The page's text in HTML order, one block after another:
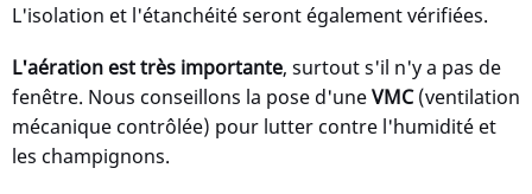
L'isolation et l'étanchéité seront également vérifiées.
L'aération est très importante, surtout s'il n'y a pas de
fenêtre. Nous conseillons la pose d'uneVMC(ventilation
mécanique contrôlée) pour lutter contre l'humidité et
les champignons.